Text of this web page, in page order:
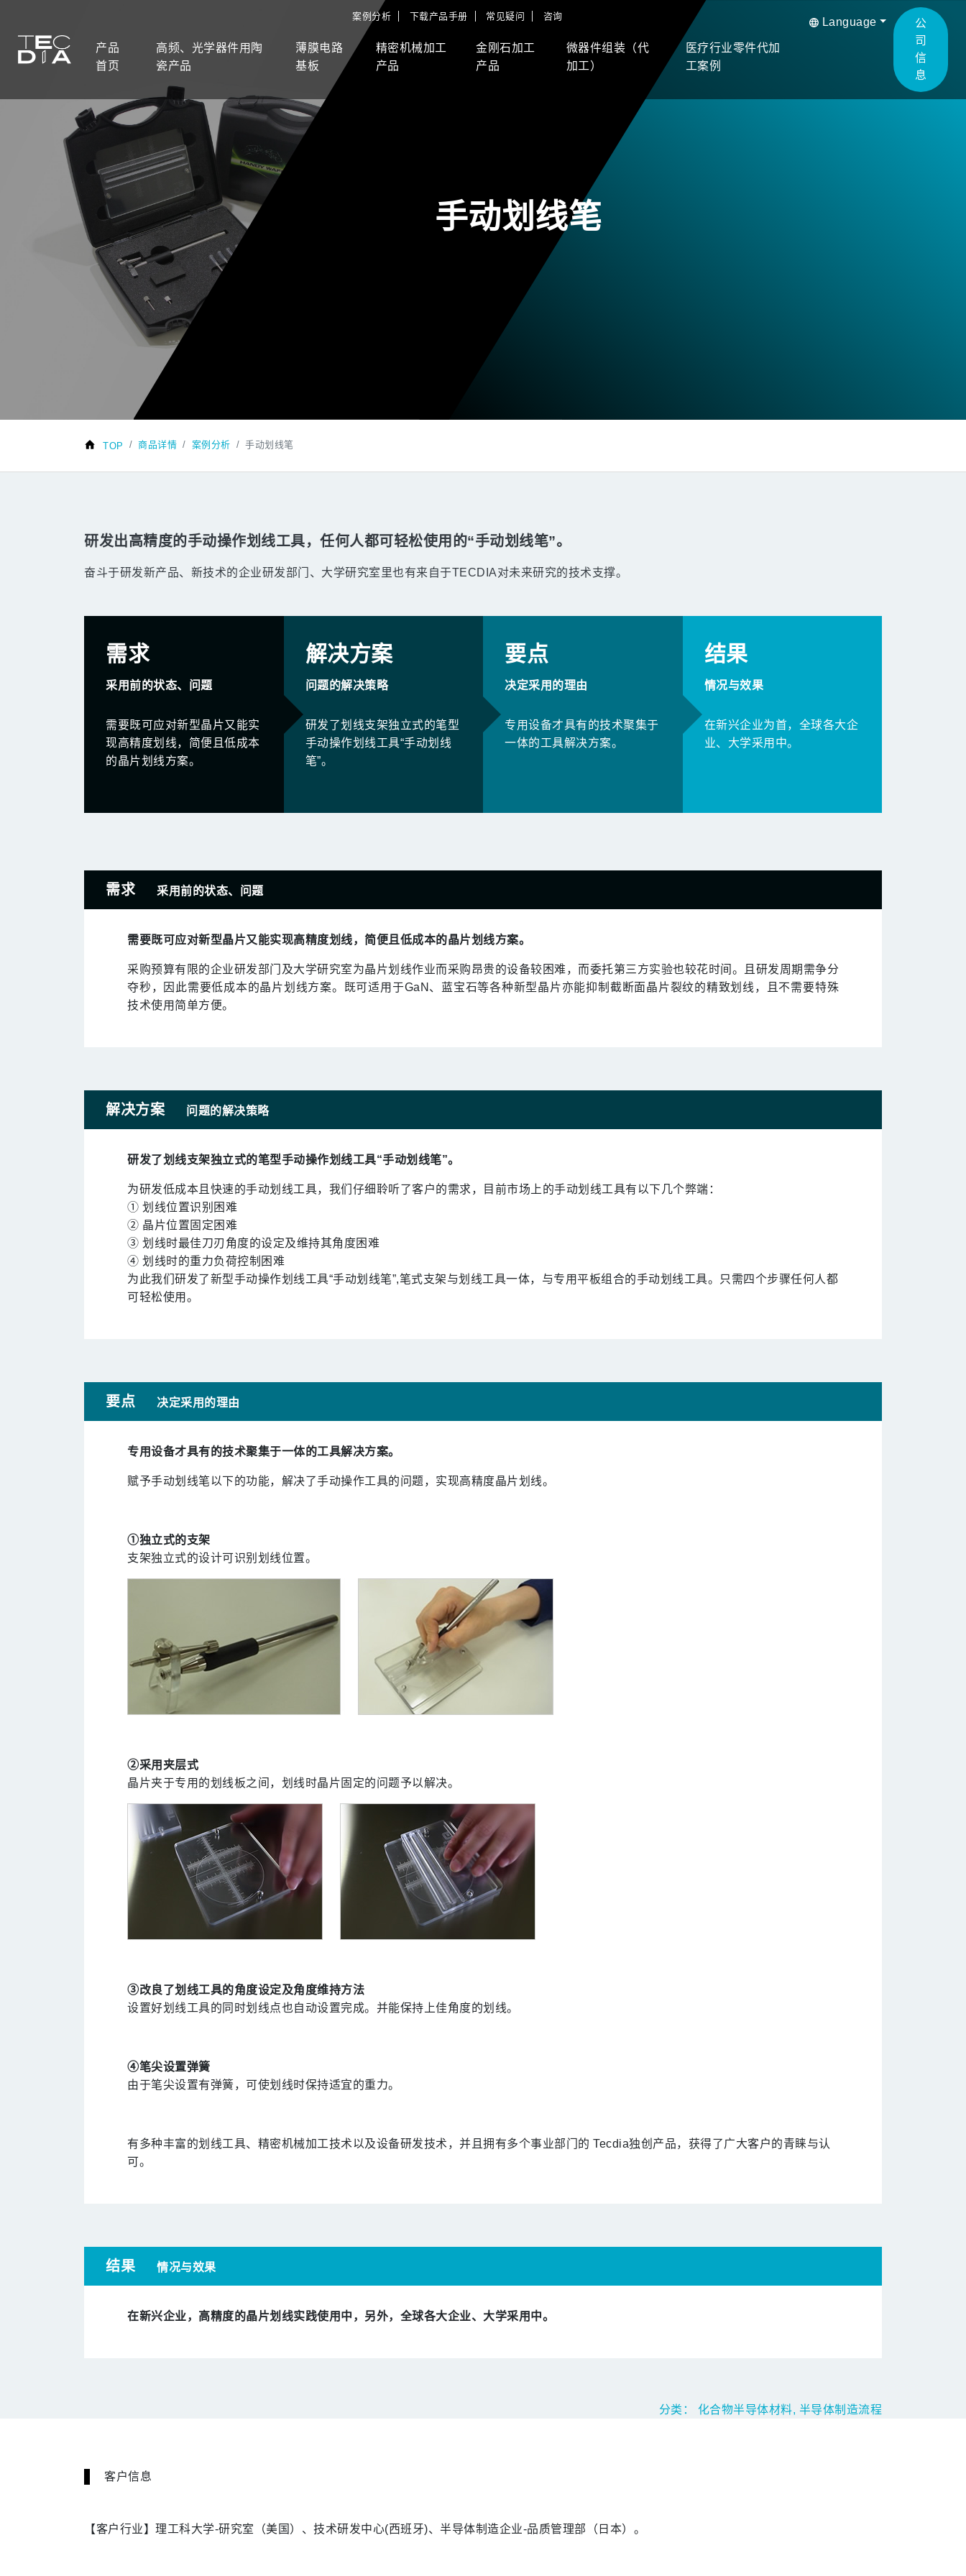
产品
首页
高频、光学器件用陶
瓷产品
薄膜电路
基板
精密机械加工
产品
金刚石加工
产品
微器件组装（代
加工）
医疗行业零件代加
工案例
Language
公
司
信
息
案例分析 下载产品手册 常见疑问 咨询
手动划线笔
TOP 商品详情 案例分析 手动划线笔
研发出高精度的手动操作划线工具，任何人都可轻松使用的“手动划线笔”。
奋斗于研发新产品、新技术的企业研发部门、大学研究室里也有来自于TECDIA对未来研究的技术支撑。
需求
采用前的状态、问题
需要既可应对新型晶片又能实
现高精度划线，简便且低成本
的晶片划线方案。
解决方案
问题的解决策略
研发了划线支架独立式的笔型
手动操作划线工具“手动划线
笔”。
要点
决定采用的理由
专用设备才具有的技术聚集于
一体的工具解决方案。
结果
情况与效果
在新兴企业为首，全球各大企
业、大学采用中。
需求 采用前的状态、问题
需要既可应对新型晶片又能实现高精度划线，简便且低成本的晶片划线方案。
采购预算有限的企业研发部门及大学研究室为晶片划线作业而采购昂贵的设备较困难，而委托第三方实验也较花时间。且研发周期需争分
夺秒，因此需要低成本的晶片划线方案。既可适用于GaN、蓝宝石等各种新型晶片亦能抑制截断面晶片裂纹的精致划线，且不需要特殊
技术使用简单方便。
解决方案 问题的解决策略
研发了划线支架独立式的笔型手动操作划线工具“手动划线笔”。
为研发低成本且快速的手动划线工具，我们仔细聆听了客户的需求，目前市场上的手动划线工具有以下几个弊端：
① 划线位置识别困难
② 晶片位置固定困难
③ 划线时最佳刀刃角度的设定及维持其角度困难
④ 划线时的重力负荷控制困难
为此我们研发了新型手动操作划线工具“手动划线笔”,笔式支架与划线工具一体，与专用平板组合的手动划线工具。只需四个步骤任何人都
可轻松使用。
要点 决定采用的理由
专用设备才具有的技术聚集于一体的工具解决方案。
赋予手动划线笔以下的功能，解决了手动操作工具的问题，实现高精度晶片划线。
①独立式的支架
支架独立式的设计可识别划线位置。
②采用夹层式
晶片夹于专用的划线板之间，划线时晶片固定的问题予以解决。
③改良了划线工具的角度设定及角度维持方法
设置好划线工具的同时划线点也自动设置完成。并能保持上佳角度的划线。
④笔尖设置弹簧
由于笔尖设置有弹簧，可使划线时保持适宜的重力。
有多种丰富的划线工具、精密机械加工技术以及设备研发技术，并且拥有多个事业部门的 Tecdia独创产品，获得了广大客户的青睐与认
可。
结果 情况与效果
在新兴企业，高精度的晶片划线实践使用中，另外，全球各大企业、大学采用中。
分类： 化合物半导体材料, 半导体制造流程
客户信息
【客户行业】理工科大学-研究室（美国）、技术研发中心(西班牙)、半导体制造企业-品质管理部（日本）。